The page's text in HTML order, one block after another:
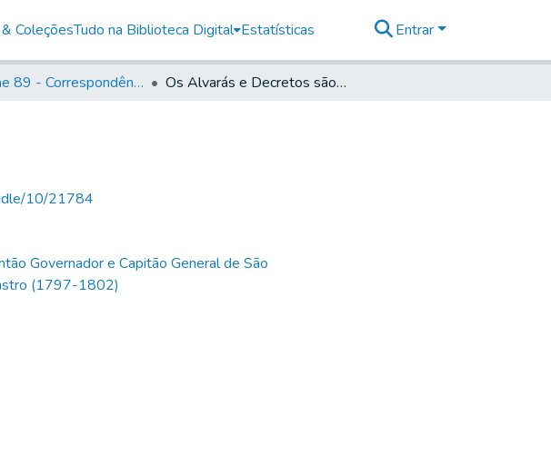
ColeçõesTudo na Biblioteca Digital Estatísticas Entrar
Volume 89 - Correspondência do então Governador e Capitão General de São Paulo, Antonio Manoel de Mello Castro (1797-1802) Os Alvarás e Decretos são os seguintes
10/21784
Governador e Capitão General de São
(1797-1802)